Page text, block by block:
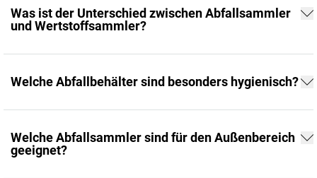
Was ist der Unterschied zwischen Abfallsammler
und Wertstoffsammler?
Welche Abfallbehälter sind besonders hygienisch?
Welche Abfallsammler sind für den Außenbereich
geeignet?